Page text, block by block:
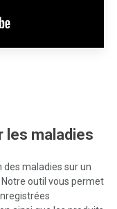
les maladies
des maladies sur un
outil vous permet